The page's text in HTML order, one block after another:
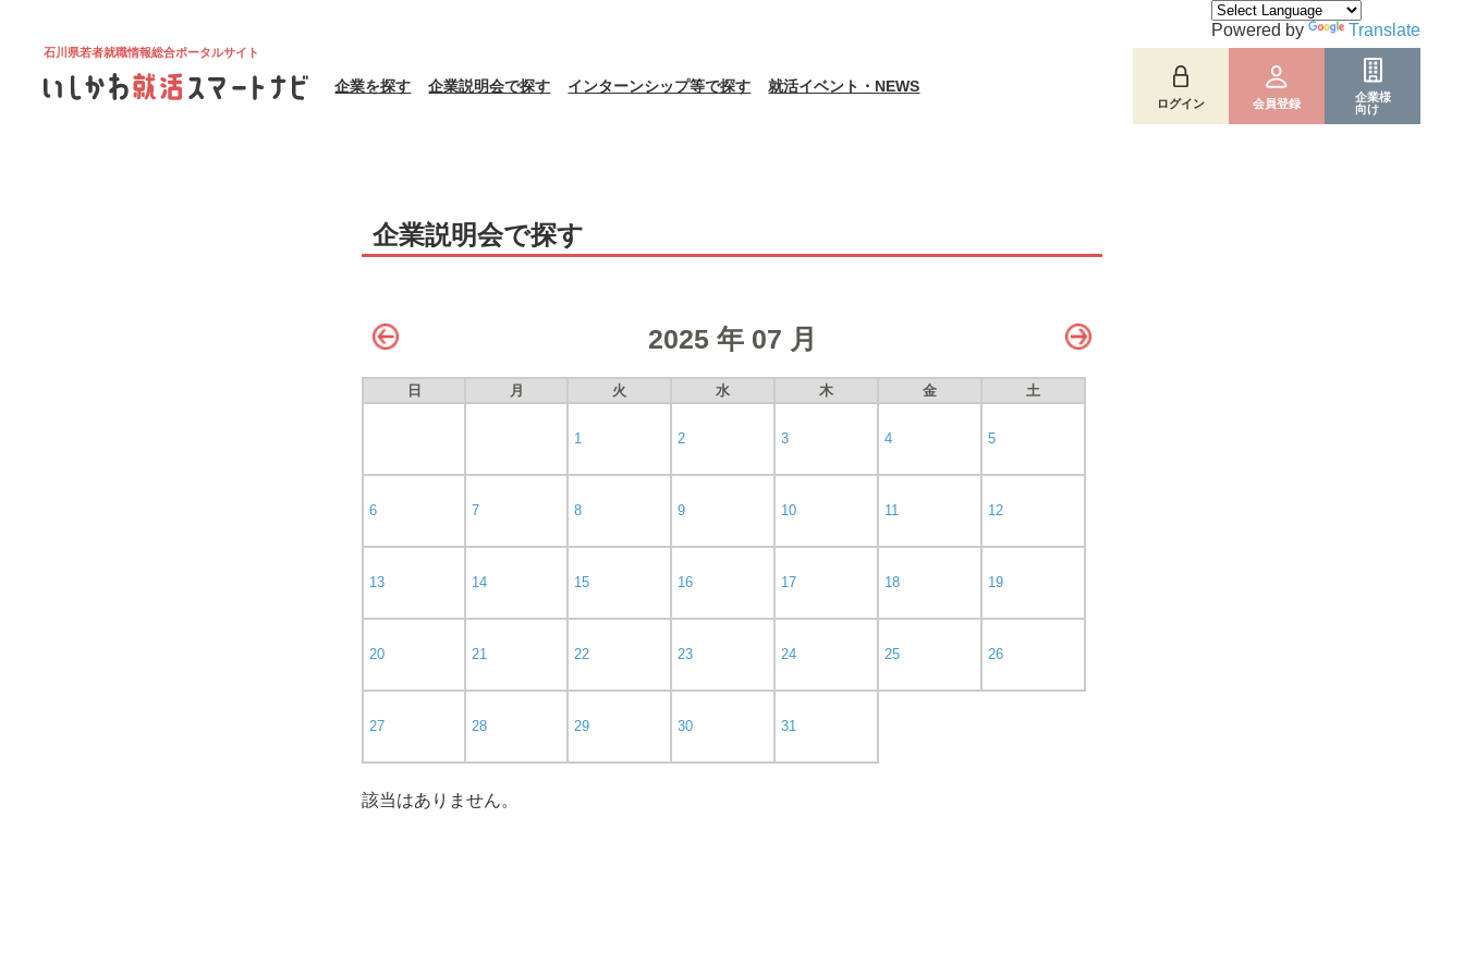
石川県若者就職情報総合ポータルサイト
企業を探す 企業説明会で探す インターンシップ等で探す 就活イベント・NEWS
ログイン 会員登録
企業様
向け
Powered by Translate
企業説明会で探す
2025 年 07 月
日 月 火 水 木 金 土
1 2 3 4 5
6 7 8 9 10 11 12
13 14 15 16 17 18 19
20 21 22 23 24 25 26
27 28 29 30 31
該当はありません。